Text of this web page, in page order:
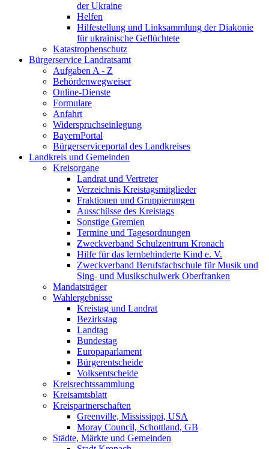
der Ukraine
Helfen
Hilfestellung und Linksammlung der Diakonie
für ukrainische Geflüchtete
Katastrophenschutz
Bürgerservice Landratsamt
Aufgaben A - Z
Behördenwegweiser
Online-Dienste
Formulare
Anfahrt
Widerspruchseinlegung
BayernPortal
Bürgerserviceportal des Landkreises
Landkreis und Gemeinden
Kreisorgane
Landrat und Vertreter
Verzeichnis Kreistagsmitglieder
Fraktionen und Gruppierungen
Ausschüsse des Kreistags
Sonstige Gremien
Termine und Tagesordnungen
Zweckverband Schulzentrum Kronach
Hilfe für das lernbehinderte Kind e. V.
Zweckverband Berufsfachschule für Musik und
Sing- und Musikschulwerk Oberfranken
Mandatsträger
Wahlergebnisse
Kreistag und Landrat
Bezirkstag
Landtag
Bundestag
Europaparlament
Bürgerentscheide
Volksentscheide
Kreisrechtssammlung
Kreisamtsblatt
Kreispartnerschaften
Greenville, Mississippi, USA
Moray Council, Schottland, GB
Städte, Märkte und Gemeinden